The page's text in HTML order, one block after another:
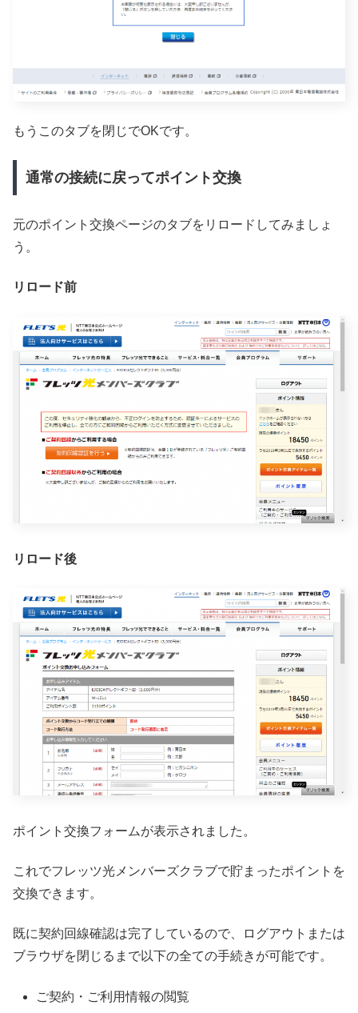
もうこのタブを閉じでOKです。
通常の接続に戻ってポイント交換
元のポイント交換ページのタブをリロードしてみましょ
う。
リロード前
リロード後
ポイント交換フォームが表示されました。
これでフレッツ光メンバーズクラブで貯まったポイントを
交換できます。
既に契約回線確認は完了しているので、ログアウトまたは
ブラウザを閉じるまで以下の全ての手続きが可能です。
ご契約・ご利用情報の閲覧